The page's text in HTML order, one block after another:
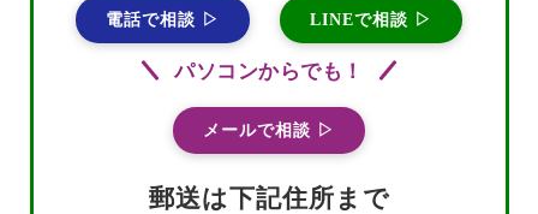
電話で相談 ▷ LINEで相談 ▷
パソコンからでも！
メールで相談 ▷
郵送は下記住所まで